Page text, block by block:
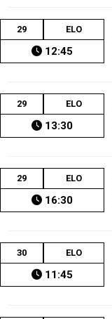
29 ELO
12:45
29 ELO
13:30
29 ELO
16:30
30 ELO
11:45